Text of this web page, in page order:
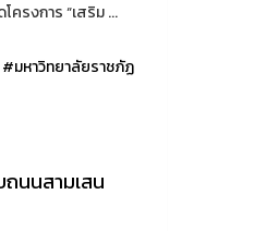
รงการ “เสริม ...
#มหาวิทยาลัยราชภัฏ
นนสามเสน